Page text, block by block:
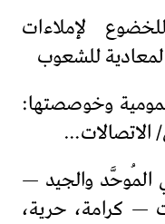
لإملاءات
للشعوب
وخوصصتها:
الاتصالات…
المُوحَّد والجيد —
— كرامة، حرية،